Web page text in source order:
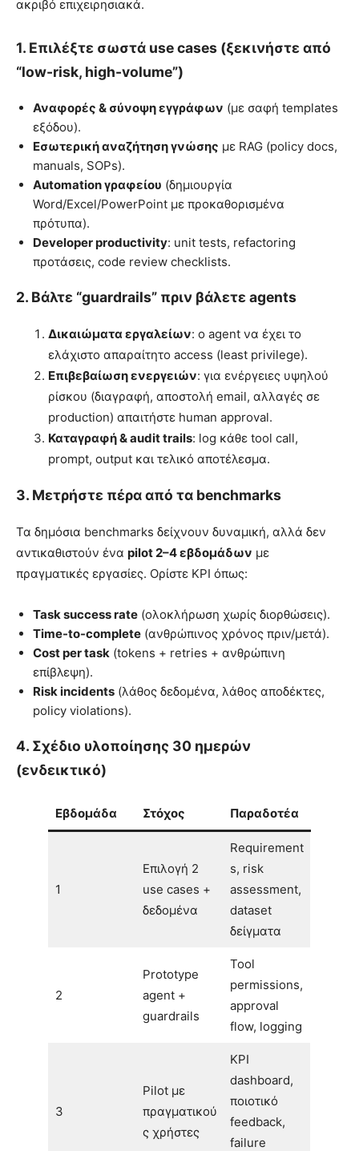
ακριβό επιχειρησιακά.
1. Επιλέξτε σωστά use cases (ξεκινήστε από
“low-risk, high-volume”)
Αναφορές & σύνοψη εγγράφων (με σαφή templates
εξόδου).
Εσωτερική αναζήτηση γνώσης με RAG (policy docs,
manuals, SOPs).
Automation γραφείου (δημιουργία
Word/Excel/PowerPoint με προκαθορισμένα
πρότυπα).
Developer productivity: unit tests, refactoring
προτάσεις, code review checklists.
2. Βάλτε “guardrails” πριν βάλετε agents
Δικαιώματα εργαλείων: ο agent να έχει το
ελάχιστο απαραίτητο access (least privilege).
Επιβεβαίωση ενεργειών: για ενέργειες υψηλού
ρίσκου (διαγραφή, αποστολή email, αλλαγές σε
production) απαιτήστε human approval.
Καταγραφή & audit trails: log κάθε tool call,
prompt, output και τελικό αποτέλεσμα.
3. Μετρήστε πέρα από τα benchmarks
Τα δημόσια benchmarks δείχνουν δυναμική, αλλά δεν
αντικαθιστούν ένα pilot 2–4 εβδομάδων με
πραγματικές εργασίες. Ορίστε KPI όπως:
Task success rate (ολοκλήρωση χωρίς διορθώσεις).
Time-to-complete (ανθρώπινος χρόνος πριν/μετά).
Cost per task (tokens + retries + ανθρώπινη
επίβλεψη).
Risk incidents (λάθος δεδομένα, λάθος αποδέκτες,
policy violations).
4. Σχέδιο υλοποίησης 30 ημερών
(ενδεικτικό)
Εβδομάδα Στόχος Παραδοτέα
1
Επιλογή 2
use cases +
δεδομένα
Requirement
s, risk
assessment,
dataset
δείγματα
2
Prototype
agent +
guardrails
Tool
permissions,
approval
flow, logging
3
Pilot με
πραγματικού
ς χρήστες
KPI
dashboard,
ποιοτικό
feedback,
failure